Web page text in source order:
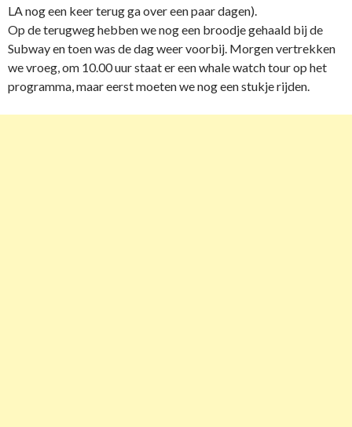
LA nog een keer terug ga over een paar dagen).
Op de terugweg hebben we nog een broodje gehaald bij de
Subway en toen was de dag weer voorbij. Morgen vertrekken
we vroeg, om 10.00 uur staat er een whale watch tour op het
programma, maar eerst moeten we nog een stukje rijden.